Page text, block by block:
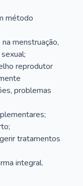
método
menstruação,
reprodutor
problemas
tratamentos
integral.